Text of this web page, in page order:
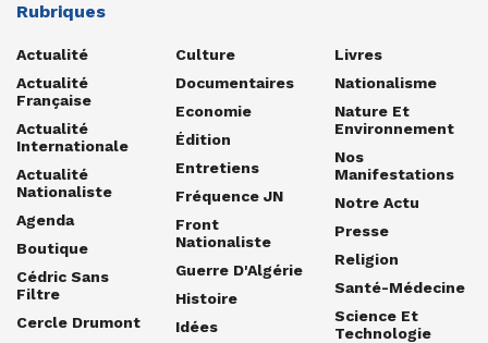
Rubriques
Actualité
Actualité
Française
Actualité
Internationale
Actualité
Nationaliste
Agenda
Boutique
Cédric Sans
Filtre
Cercle Drumont
Culture
Documentaires
Economie
Édition
Entretiens
Fréquence JN
Front
Nationaliste
Guerre D'Algérie
Histoire
Idées
Livres
Nationalisme
Nature Et
Environnement
Nos
Manifestations
Notre Actu
Presse
Religion
Santé-Médecine
Science Et
Technologie